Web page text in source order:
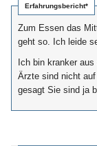
Erfahrungsbericht*
Zum Essen das
geht so. Ich leide
Ich bin kranker
Ärzte sind nicht
gesagt Sie sind ja